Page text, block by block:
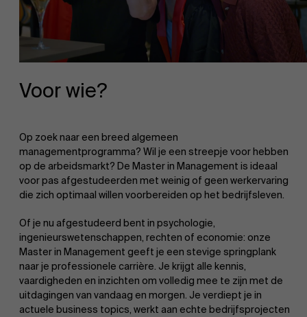
Voor wie?
Op zoek naar een breed algemeen
managementprogramma? Wil je een streepje voor hebben
op de arbeidsmarkt? De Master in Management is ideaal
voor pas afgestudeerden met weinig of geen werkervaring
die zich optimaal willen voorbereiden op het bedrijfsleven.
Of je nu afgestudeerd bent in psychologie,
ingenieurswetenschappen, rechten of economie: onze
Master in Management geeft je een stevige springplank
naar je professionele carrière. Je krijgt alle kennis,
vaardigheden en inzichten om volledig mee te zijn met de
uitdagingen van vandaag en morgen. Je verdiept je in
actuele business topics, werkt aan echte bedrijfsprojecten